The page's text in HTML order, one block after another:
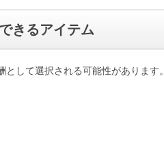
きるアイテム
して選択される可能性があります。